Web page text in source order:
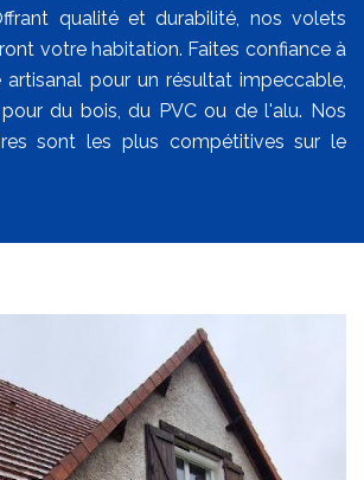
qualité et durabilité, nos volets
votre habitation. Faites confiance à
artisanal pour un résultat impeccable,
du bois, du PVC ou de l'alu. Nos
sont les plus compétitives sur le